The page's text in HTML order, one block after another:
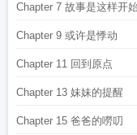
Chapter 7 故事是这样开
Chapter 9 或许是悸动
Chapter 11 回到原点
Chapter 13 妹妹的提醒
Chapter 15 爸爸的嘮叨